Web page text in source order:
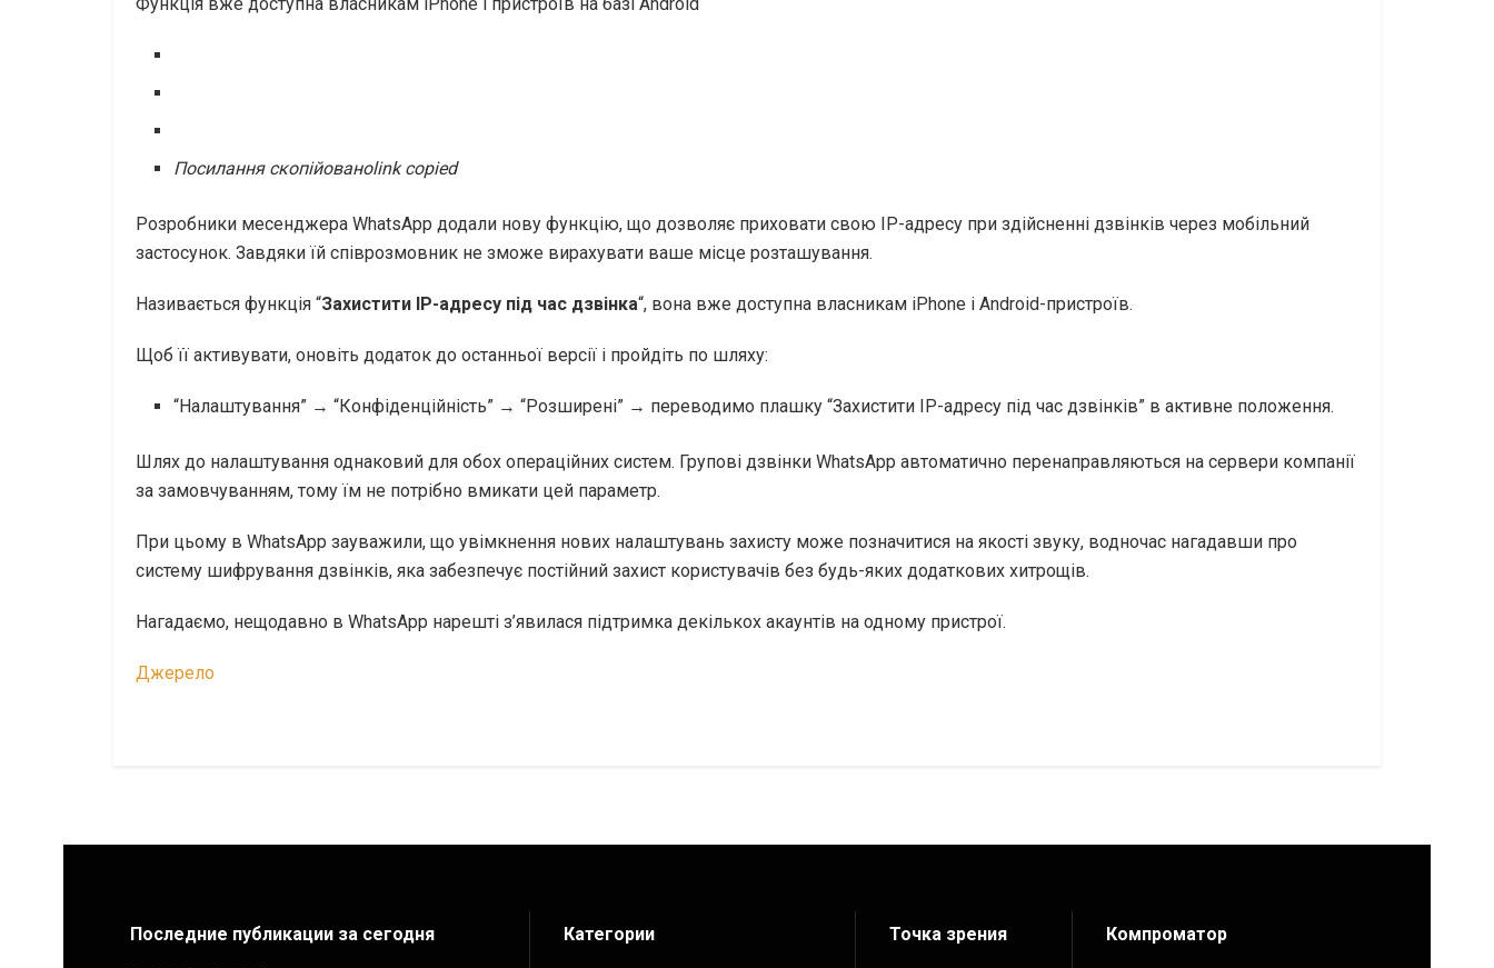
Посилання скопійованоlink copied
Розробники месенджера WhatsApp додали нову функцію, що дозволяє приховати свою IP-адресу при здійсненні дзвінків через мобільний
застосунок. Завдяки їй співрозмовник не зможе вирахувати ваше місце розташування.
Називається функція “Захистити IP-адресу під час дзвінка“, вона вже доступна власникам iPhone і Android-пристроїв.
Щоб її активувати, оновіть додаток до останньої версії і пройдіть по шляху:
“Налаштування” → “Конфіденційність” → “Розширені” → переводимо плашку “Захистити IP-адресу під час дзвінків” в активне положення.
Шлях до налаштування однаковий для обох операційних систем. Групові дзвінки WhatsApp автоматично перенаправляються на сервери компанії
за замовчуванням, тому їм не потрібно вмикати цей параметр.
При цьому в WhatsApp зауважили, що увімкнення нових налаштувань захисту може позначитися на якості звуку, водночас нагадавши про
систему шифрування дзвінків, яка забезпечує постійний захист користувачів без будь-яких додаткових хитрощів.
Нагадаємо, нещодавно в WhatsApp нарешті з’явилася підтримка декількох акаунтів на одному пристрої.
Джерело
Последние публикации за сегодня Категории Точка зрения Компроматор